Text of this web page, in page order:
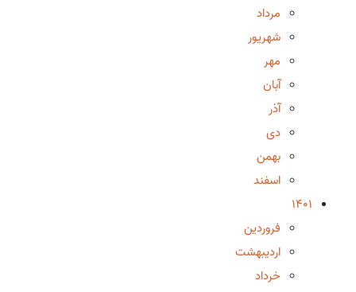
مرداد
شهریور
مهر
آبان
آذر
دی
بهمن
اسفند
1401
فروردین
اردیبهشت
خرداد